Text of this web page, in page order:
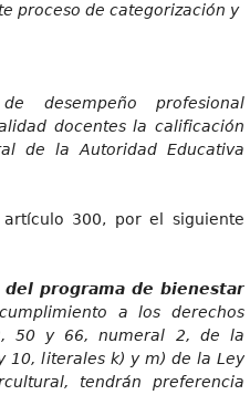
proceso de categorización y
desempeño profesional
docentes la calificación
de la Autoridad Educativa
artículo 300, por el siguiente
del programa de bienestar
a los derechos
50 y 66, numeral 2, de la
10, literales k) y m) de la Ley
tendrán preferencia